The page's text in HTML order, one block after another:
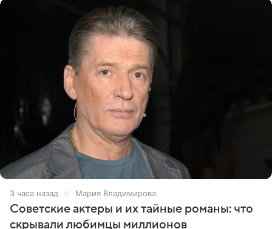
3 часа назад Мария Владимирова
Советские актеры и их тайные романы: что
скрывали любимцы миллионов